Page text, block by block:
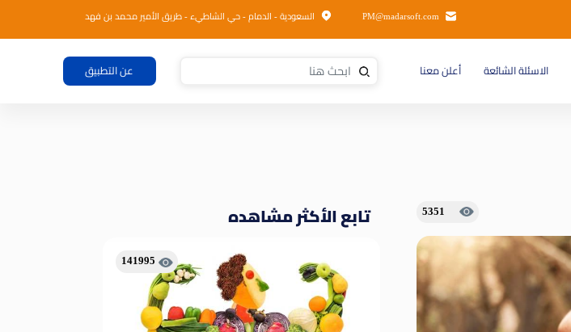
PM@madarsoft.com السعودية - الدمام - حي الشاطيء - طريق الأمير محمد بن فهد
الاسئلة الشائعة أعلن معنا عن التطبيق
5351 تابع الأكثر مشاهده
141995